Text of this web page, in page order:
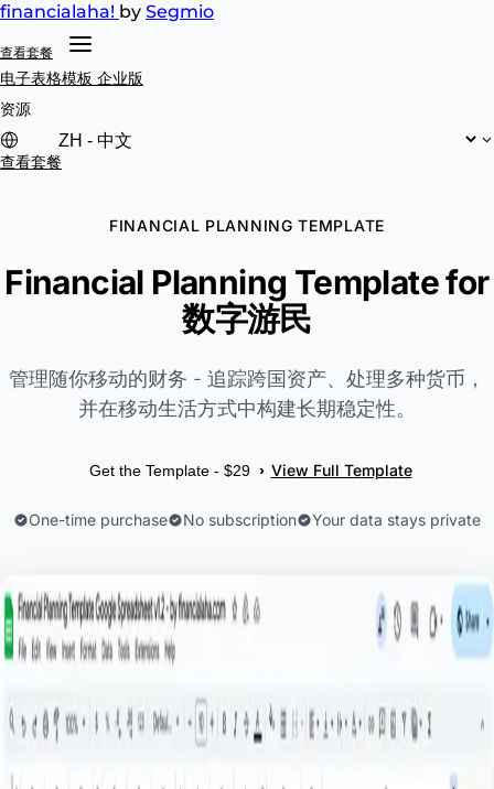
financialaha! by Segmio
查看套餐
电子表格模板 企业版
资源
查看套餐
FINANCIAL PLANNING TEMPLATE
Financial Planning Template for
数字游民
管理随你移动的财务 - 追踪跨国资产、处理多种货币，
并在移动生活方式中构建长期稳定性。
Get the Template - $29 › View Full Template
One-time purchase No subscription Your data stays private